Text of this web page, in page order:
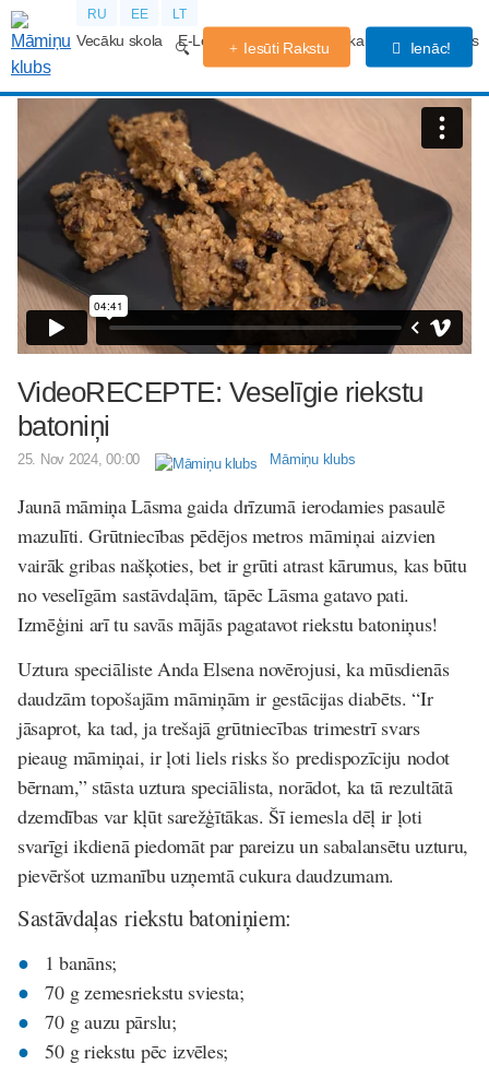
RU EE LT
Vecāku skola E-Lekcijas Grūtniecības kalendārs Forums
Iesūti Rakstu Ienāc!
VideoRECEPTE: Veselīgie riekstu
batoniņi
25. Nov 2024, 00:00 Māmiņu klubs
Jaunā māmiņa Lāsma gaida drīzumā ierodamies pasaulē
mazulīti. Grūtniecības pēdējos metros māmiņai aizvien
vairāk gribas našķoties, bet ir grūti atrast kārumus, kas būtu
no veselīgām sastāvdaļām, tāpēc Lāsma gatavo pati.
Izmēģini arī tu savās mājās pagatavot riekstu batoniņus!
Uztura speciāliste Anda Elsena novērojusi, ka mūsdienās
daudzām topošajām māmiņām ir gestācijas diabēts. “Ir
jāsaprot, ka tad, ja trešajā grūtniecības trimestrī svars
pieaug māmiņai, ir ļoti liels risks šo predispozīciju nodot
bērnam,” stāsta uztura speciālista, norādot, ka tā rezultātā
dzemdības var kļūt sarežģītākas. Šī iemesla dēļ ir ļoti
svarīgi ikdienā piedomāt par pareizu un sabalansētu uzturu,
pievēršot uzmanību uzņemtā cukura daudzumam.
Sastāvdaļas riekstu batoniņiem:
1 banāns;
70 g zemesriekstu sviesta;
70 g auzu pārslu;
50 g riekstu pēc izvēles;